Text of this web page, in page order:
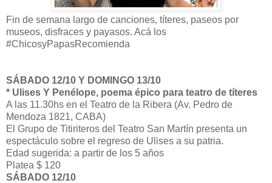
Fin de semana largo de canciones, títeres, paseos por
museos, disfraces y payasos. Acá los
#ChicosyPapasRecomienda
SÁBADO 12/10 Y DOMINGO 13/10
* Ulises Y Penélope, poema épico para teatro de títeres
A las 11.30hs en el Teatro de la Ribera (Av. Pedro de
Mendoza 1821, CABA)
El Grupo de Titiriteros del Teatro San Martín presenta un
espectáculo sobre el regreso de Ulises a su patria.
Edad sugerida: a partir de los 5 años
Platea $ 120
SÁBADO 12/10